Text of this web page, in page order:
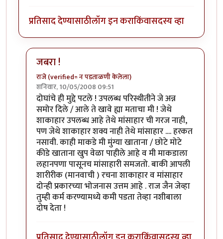
प्रतिसाद देण्यासाठीलॉग इन कराकिंवासदस्य व्हा
जबरा !
राजे (verified= न पडताळणी केलेला)
शनिवार, 10/05/2008 09:51
In reply toशाकाहार-मांसाहार....byप्रभाकर पेठकर
दोघांचे ही मुद्दे पटले ! उपलब्ध परिस्थीतीने जे अन्न
समोर दिले / आले ते खावे ह्या मताचा मी ! जेथे
शाकाहार उपलब्ध आहे तेथे मांसाहार ची गरज नाही,
पण जेथे शाकाहार शक्य नाही तेथे मांसाहार .... हरकत
नसावी. काही माकडे मी मुंग्या खाताना / छोटे मोटे
कीडे खाताना खुप वेळा पाहीले आहे व मी माकडाला
लहानपणा पासूनच मांसाहारी समजतो. बाकी आपली
शारीरीक (मानवाची ) रचना शाकाहार व मांसाहार
दोन्ही प्रकारच्या भोजनास उत्तम आहे . राज जैन जेव्हा
तुम्ही कर्म करण्यामध्ये कमी पडता तेव्हा नशीबाला
दोष देता !